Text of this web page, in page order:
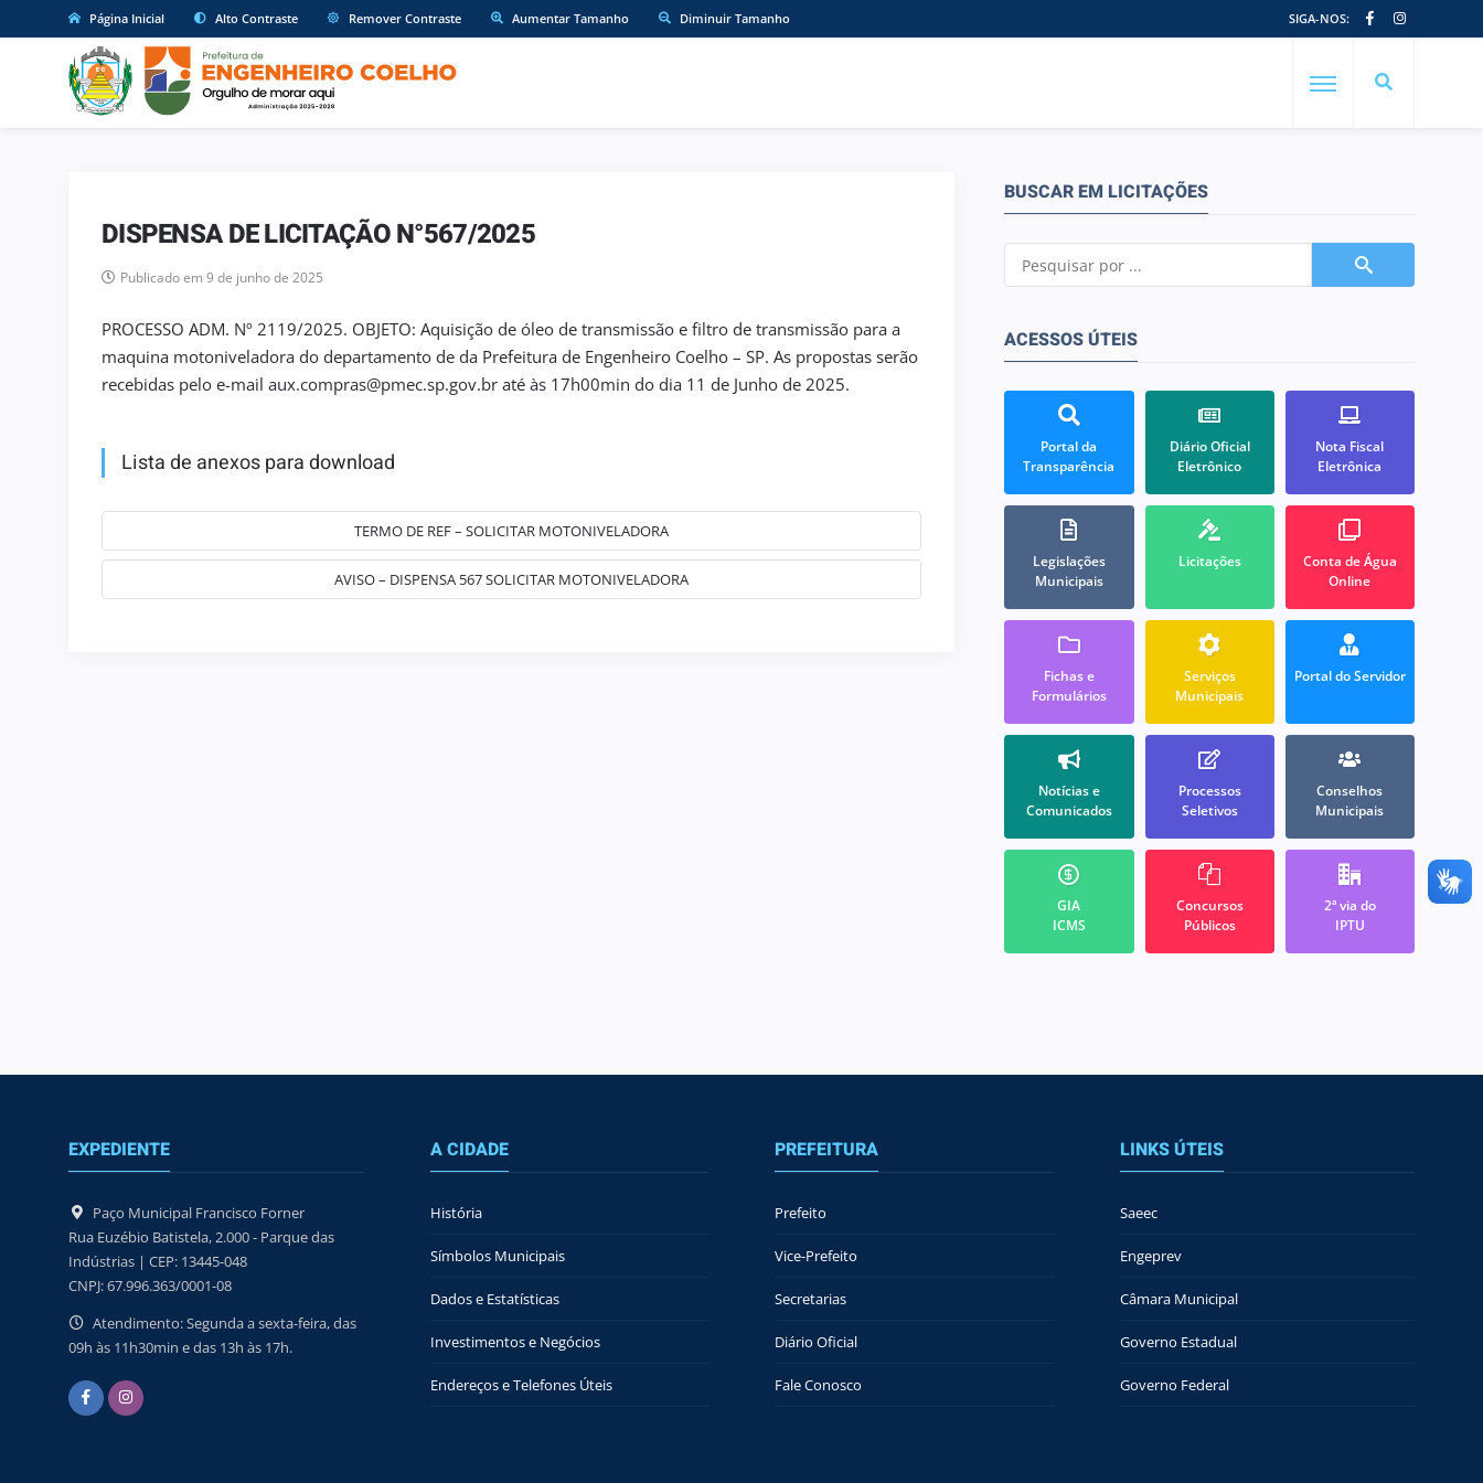
Página Inicial Alto Contraste Remover Contraste Aumentar Tamanho Diminuir Tamanho SIGA-NOS:
DISPENSA DE LICITAÇÃO N°567/2025
Publicado em 9 de junho de 2025
PROCESSO ADM. Nº 2119/2025. OBJETO: Aquisição de óleo de transmissão e filtro de transmissão para a
maquina motoniveladora do departamento de da Prefeitura de Engenheiro Coelho – SP. As propostas serão
recebidas pelo e-mail aux.compras@pmec.sp.gov.br até às 17h00min do dia 11 de Junho de 2025.
Lista de anexos para download
TERMO DE REF – SOLICITAR MOTONIVELADORA
AVISO – DISPENSA 567 SOLICITAR MOTONIVELADORA
BUSCAR EM LICITAÇÕES
ACESSOS ÚTEIS
Portal da
Transparência
Diário Oficial
Eletrônico
Nota Fiscal
Eletrônica
Legislações
Municipais
Licitações
Conta de Água
Online
Fichas e
Formulários
Serviços
Municipais
Portal do Servidor
Notícias e
Comunicados
Processos
Seletivos
Conselhos
Municipais
GIA
ICMS
Concursos
Públicos
2ª via do
IPTU
EXPEDIENTE
Paço Municipal Francisco Forner
Rua Euzébio Batistela, 2.000 - Parque das
Indústrias | CEP: 13445-048
CNPJ: 67.996.363/0001-08
Atendimento: Segunda a sexta-feira, das
09h às 11h30min e das 13h às 17h.
A CIDADE
História
Símbolos Municipais
Dados e Estatísticas
Investimentos e Negócios
Endereços e Telefones Úteis
PREFEITURA
Prefeito
Vice-Prefeito
Secretarias
Diário Oficial
Fale Conosco
LINKS ÚTEIS
Saeec
Engeprev
Câmara Municipal
Governo Estadual
Governo Federal